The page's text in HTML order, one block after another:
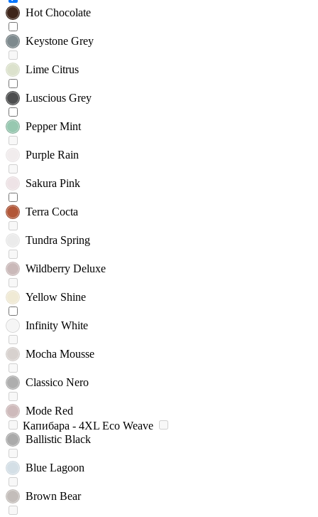
Hot Chocolate
Keystone Grey
Lime Citrus
Luscious Grey
Pepper Mint
Purple Rain
Sakura Pink
Terra Cocta
Tundra Spring
Wildberry Deluxe
Yellow Shine
Infinity White
Mocha Mousse
Classico Nero
Mode Red
Капибара - 4XL Eco Weave
Ballistic Black
Blue Lagoon
Brown Bear